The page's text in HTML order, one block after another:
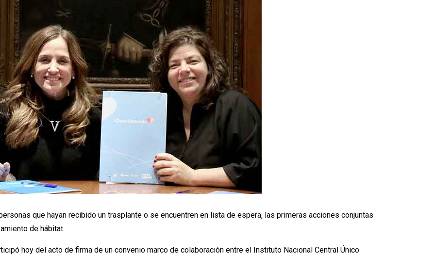
que hayan recibido un trasplante o se encuentren en lista de espera, las primeras acciones conjuntas
de hábitat.
hoy del acto de firma de un convenio marco de colaboración entre el Instituto Nacional Central Único